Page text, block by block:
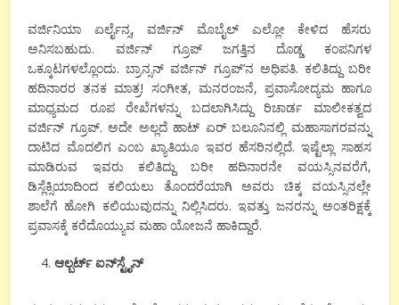
ವರ್ಜಿನಿಯಾ ಏರ್ಲೈನ್ಸ, ವರ್ಜಿನ್ ಮೊಬೈಲ್ ಎಲ್ಲೋ ಕೇಳಿದ ಹೆಸರು
ಅನಿಸಬಹುದು. ವರ್ಜಿನ್ ಗ್ರೂಪ್ ಜಗತ್ತಿನ ದೊಡ್ಡ ಕಂಪನಿಗಳ
ಒಕ್ಕೂಟಗಳಲ್ಲೊಂದು. ಬ್ರಾನ್ಸನ್ ವರ್ಜಿನ್ ಗ್ರೂಪ್’ನ ಅಧಿಪತಿ. ಕಲಿತಿದ್ದು ಬರೀ
ಹದಿನಾರರ ತನಕ ಮಾತ್ರ! ಸಂಗೀತ, ಮನರಂಜನೆ, ಪ್ರವಾಸೋದ್ಯಮ ಹಾಗೂ
ಮಾಧ್ಯಮದ ರೂಪ ರೇಖೆಗಳನ್ನು ಬದಲಾಗಿಸಿದ್ದು ರಿಚಾರ್ಡ ಮಾಲೀಕತ್ವದ
ವರ್ಜಿನ್ ಗ್ರೂಪ್. ಅದೇ ಅಲ್ಲದೆ ಹಾಟ್ ಏರ್ ಬಲೂನಿನಲ್ಲಿ ಮಹಾಸಾಗರವನ್ನು
ದಾಟಿದ ಮೊದಲಿಗ ಎಂಬ ಖ್ಯಾತಿಯೂ ಇವರ ಹೆಸರಿನಲ್ಲಿದೆ. ಇಷ್ಟೆಲ್ಲಾ ಸಾಹಸ
ಮಾಡಿರುವ ಇವರು ಕಲಿತಿದ್ದು ಬರೀ ಹದಿನಾರನೇ ವಯಸ್ಸಿನವರೆಗೆ,
ಡಿಸ್ಲೆಕ್ಸಿಯಾದಿಂದ ಕಲಿಯಲು ತೊಂದರೆಯಾಗಿ ಅವರು ಚಿಕ್ಕ ವಯಸ್ಸಿನಲ್ಲೇ
ಶಾಲೆಗೆ ಹೋಗಿ ಕಲಿಯುವುದನ್ನು ನಿಲ್ಲಿಸಿದರು. ಇವತ್ತು ಜನರನ್ನು ಅಂತರಿಕ್ಷಕ್ಕೆ
ಪ್ರವಾಸಕ್ಕೆ ಕರೆದೊಯ್ಯುವ ಮಹಾ ಯೋಜನೆ ಹಾಕಿದ್ದಾರೆ.
ಆಲ್ಬರ್ಟ್ ಐನ್‌ಸ್ಟೈನ್